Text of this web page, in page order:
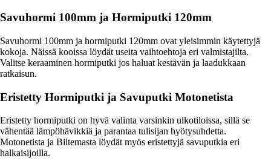
Savuhormi 100mm ja Hormiputki 120mm
Savuhormi 100mm ja hormiputki 120mm ovat yleisimmin käytettyjä
kokoja. Näissä kooissa löydät useita vaihtoehtoja eri valmistajilta.
Valitse keraaminen hormiputki jos haluat kestävän ja laadukkaan
ratkaisun.
Eristetty Hormiputki ja Savuputki Motonetista
Eristetty hormiputki on hyvä valinta varsinkin ulkotiloissa, sillä se
vähentää lämpöhävikkiä ja parantaa tulisijan hyötysuhdetta.
Motonetista ja Biltemasta löydät myös eristettyjä savuputkia eri
halkaisijoilla.